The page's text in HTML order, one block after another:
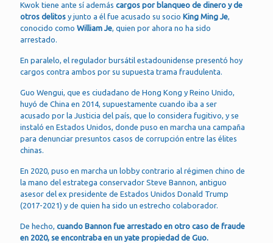
Kwok tiene ante sí además cargos por blanqueo de dinero y de
otros delitos y junto a él fue acusado su socio King Ming Je,
conocido como William Je, quien por ahora no ha sido
arrestado.
En paralelo, el regulador bursátil estadounidense presentó hoy
cargos contra ambos por su supuesta trama fraudulenta.
Guo Wengui, que es ciudadano de Hong Kong y Reino Unido,
huyó de China en 2014, supuestamente cuando iba a ser
acusado por la Justicia del país, que lo considera fugitivo, y se
instaló en Estados Unidos, donde puso en marcha una campaña
para denunciar presuntos casos de corrupción entre las élites
chinas.
En 2020, puso en marcha un lobby contrario al régimen chino de
la mano del estratega conservador Steve Bannon, antiguo
asesor del ex presidente de Estados Unidos Donald Trump
(2017-2021) y de quien ha sido un estrecho colaborador.
De hecho, cuando Bannon fue arrestado en otro caso de fraude
en 2020, se encontraba en un yate propiedad de Guo.